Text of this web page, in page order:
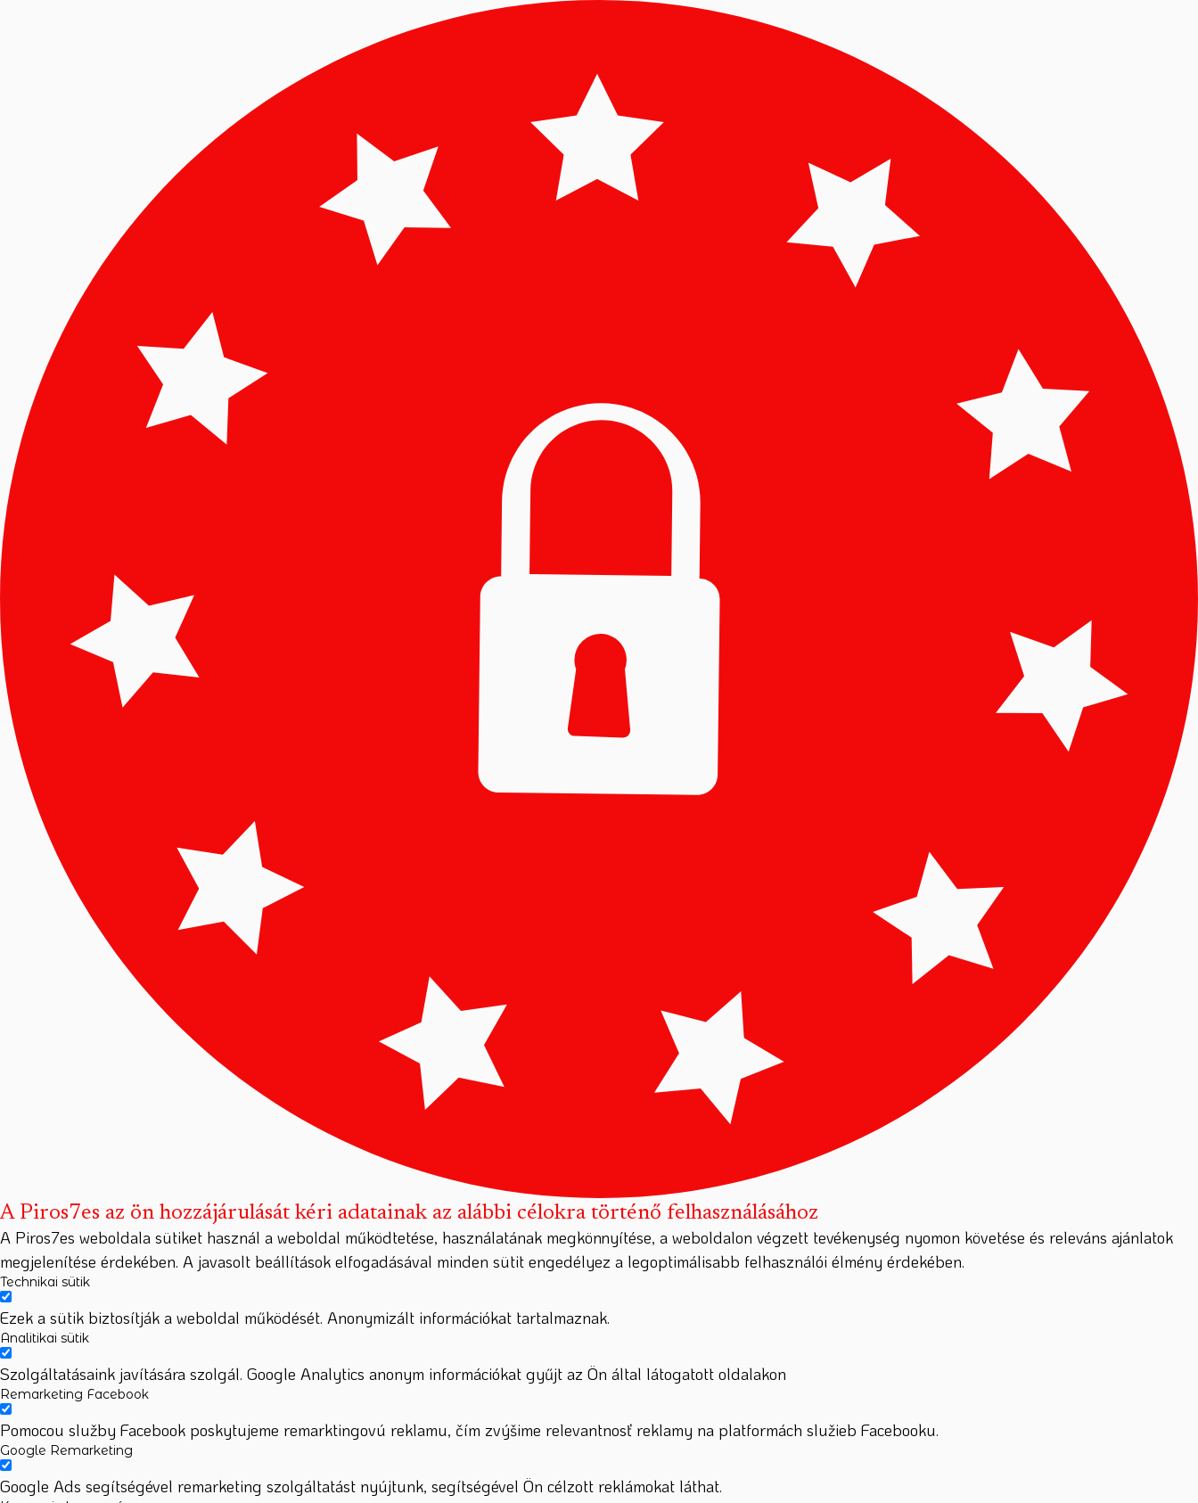
A Piros7es az ön hozzájárulását kéri adatainak az alábbi célokra történő felhasználásához
A Piros7es weboldala sütiket használ a weboldal működtetése, használatának megkönnyítése, a weboldalon végzett tevékenység nyomon követése és releváns ajánlatok
megjelenítése érdekében. A javasolt beállítások elfogadásával minden sütit engedélyez a legoptimálisabb felhasználói élmény érdekében.
Technikai sütik
Ezek a sütik biztosítják a weboldal működését. Anonymizált információkat tartalmaznak.
Analitikai sütik
Szolgáltatásaink javítására szolgál. Google Analytics anonym információkat gyűjt az Ön által látogatott oldalakon
Remarketing Facebook
Pomocou služby Facebook poskytujeme remarktingovú reklamu, čím zvýšime relevantnosť reklamy na platformách služieb Facebooku.
Google Remarketing
Google Ads segítségével remarketing szolgáltatást nyújtunk, segítségével Ön célzott reklámokat láthat.